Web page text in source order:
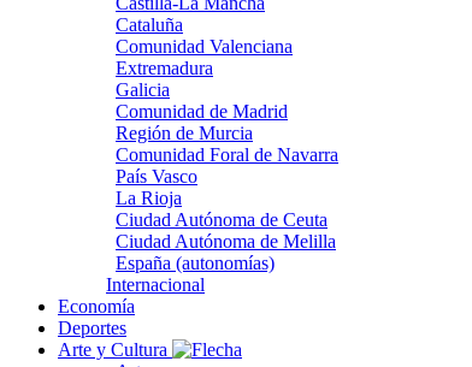
Cataluña
Comunidad Valenciana
Extremadura
Galicia
Comunidad de Madrid
Región de Murcia
Comunidad Foral de Navarra
País Vasco
La Rioja
Ciudad Autónoma de Ceuta
Ciudad Autónoma de Melilla
España (autonomías)
Internacional
Economía
Deportes
Arte y Cultura